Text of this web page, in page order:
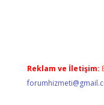
Reklam ve İletişim: